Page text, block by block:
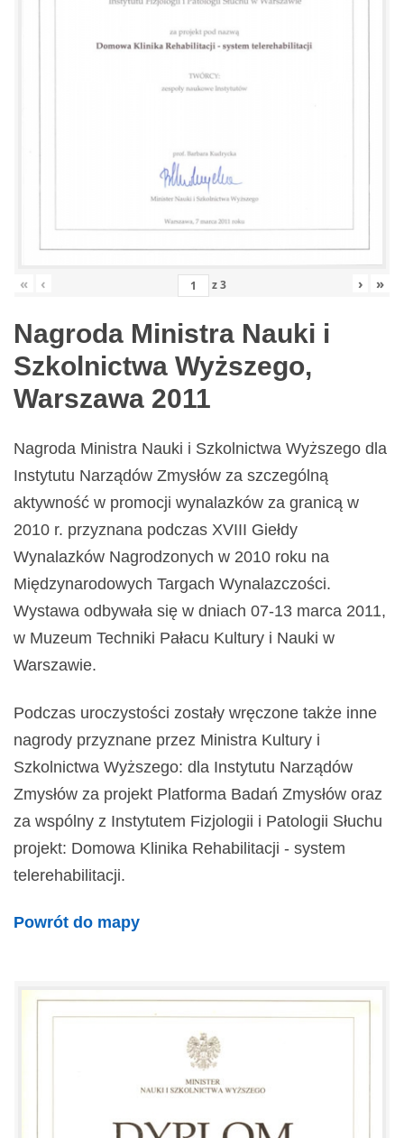
« ‹ z3 › »
Nagroda Ministra Nauki i
Szkolnictwa Wyższego,
Warszawa 2011
Nagroda Ministra Nauki i Szkolnictwa Wyższego dla
Instytutu Narządów Zmysłów za szczególną
aktywność w promocji wynalazków za granicą w
2010 r. przyznana podczas XVIII Giełdy
Wynalazków Nagrodzonych w 2010 roku na
Międzynarodowych Targach Wynalazczości.
Wystawa odbywała się w dniach 07-13 marca 2011,
w Muzeum Techniki Pałacu Kultury i Nauki w
Warszawie.
Podczas uroczystości zostały wręczone także inne
nagrody przyznane przez Ministra Kultury i
Szkolnictwa Wyższego: dla Instytutu Narządów
Zmysłów za projekt Platforma Badań Zmysłów oraz
za wspólny z Instytutem Fizjologii i Patologii Słuchu
projekt: Domowa Klinika Rehabilitacji - system
telerehabilitacji.
Powrót do mapy